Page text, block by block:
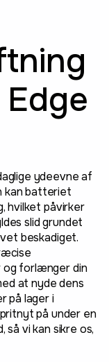
ydeevne af
kan batteriet
hvilket påvirker
slid grundet
beskadiget.
og forlænger din
at nyde dens
på lager i
på under en
så vi kan sikre os,